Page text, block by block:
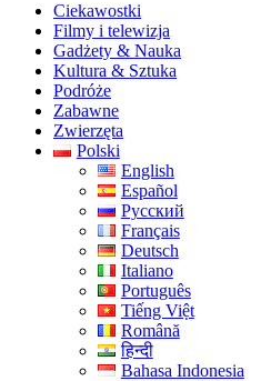
Ciekawostki
Filmy i telewizja
Gadżety & Nauka
Kultura & Sztuka
Podróże
Zabawne
Zwierzęta
Polski
English
Español
Русский
Français
Deutsch
Italiano
Português
Tiếng Việt
Română
हिन्दी
Bahasa Indonesia